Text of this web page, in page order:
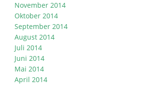
November 2014
Oktober 2014
September 2014
August 2014
Juli 2014
Juni 2014
Mai 2014
April 2014